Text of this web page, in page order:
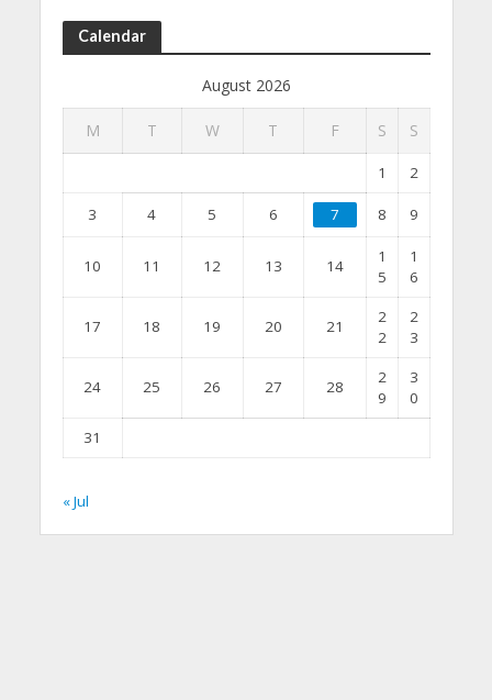
Calendar
August 2026
M T W T F S S
1 2
3 4 5 6 7 8 9
10 11 12 13 14
1
5
1
6
17 18 19 20 21
2
2
2
3
24 25 26 27 28
2
9
3
0
31
« Jul